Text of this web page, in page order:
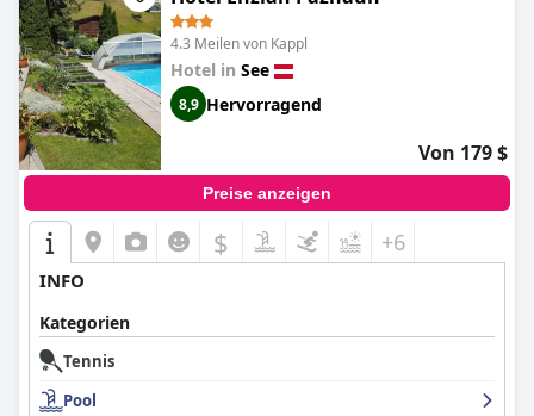
4.3 Meilen von Kappl
Hotel in See
8,9 Hervorragend
Von 179 $
Preise anzeigen
$ +6
INFO
Kategorien
Tennis
Pool